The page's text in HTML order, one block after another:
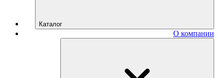
Каталог
О компании